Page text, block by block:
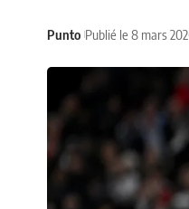
Punto Publié le 8 mars